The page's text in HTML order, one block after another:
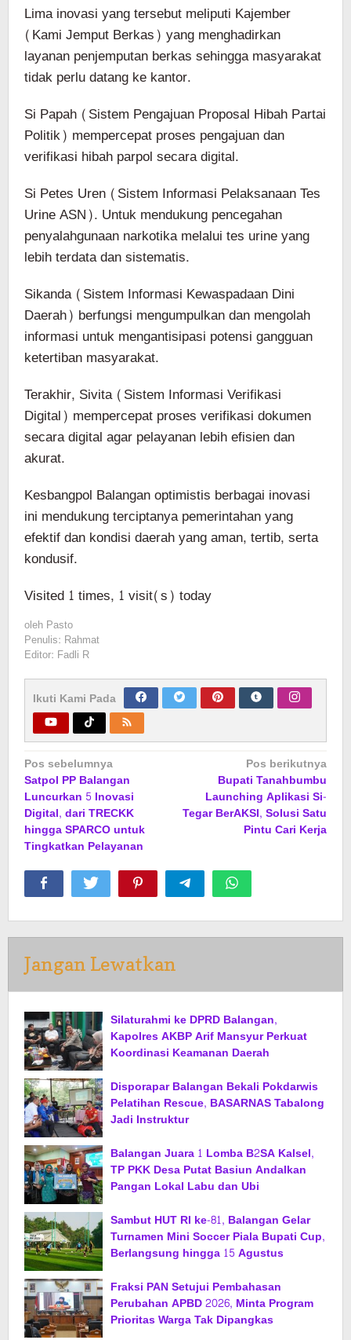
Lima inovasi yang tersebut meliputi Kajember
(Kami Jemput Berkas) yang menghadirkan
layanan penjemputan berkas sehingga masyarakat
tidak perlu datang ke kantor.
Si Papah (Sistem Pengajuan Proposal Hibah Partai
Politik) mempercepat proses pengajuan dan
verifikasi hibah parpol secara digital.
Si Petes Uren (Sistem Informasi Pelaksanaan Tes
Urine ASN). Untuk mendukung pencegahan
penyalahgunaan narkotika melalui tes urine yang
lebih terdata dan sistematis.
Sikanda (Sistem Informasi Kewaspadaan Dini
Daerah) berfungsi mengumpulkan dan mengolah
informasi untuk mengantisipasi potensi gangguan
ketertiban masyarakat.
Terakhir, Sivita (Sistem Informasi Verifikasi
Digital) mempercepat proses verifikasi dokumen
secara digital agar pelayanan lebih efisien dan
akurat.
Kesbangpol Balangan optimistis berbagai inovasi
ini mendukung terciptanya pemerintahan yang
efektif dan kondisi daerah yang aman, tertib, serta
kondusif.
Visited 1 times, 1 visit(s) today
oleh Pasto
Penulis: Rahmat
Editor: Fadli R
Ikuti Kami Pada
Navigasi
pos
Pos sebelumnya
Satpol PP Balangan
Luncurkan 5 Inovasi
Digital, dari TRECKK
hingga SPARCO untuk
Tingkatkan Pelayanan
Pos berikutnya
Bupati Tanahbumbu
Launching Aplikasi Si-
Tegar BerAKSI, Solusi Satu
Pintu Cari Kerja
Jangan Lewatkan
Silaturahmi ke DPRD Balangan,
Kapolres AKBP Arif Mansyur Perkuat
Koordinasi Keamanan Daerah
Disporapar Balangan Bekali Pokdarwis
Pelatihan Rescue, BASARNAS Tabalong
Jadi Instruktur
Balangan Juara 1 Lomba B2SA Kalsel,
TP PKK Desa Putat Basiun Andalkan
Pangan Lokal Labu dan Ubi
Sambut HUT RI ke-81, Balangan Gelar
Turnamen Mini Soccer Piala Bupati Cup,
Berlangsung hingga 15 Agustus
Fraksi PAN Setujui Pembahasan
Perubahan APBD 2026, Minta Program
Prioritas Warga Tak Dipangkas